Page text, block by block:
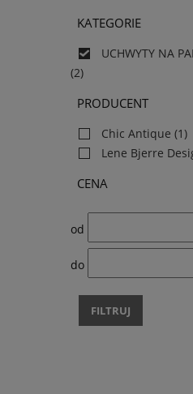
KATEGORIE
UCHWYTY NA
(2)
PRODUCENT
Chic Antique (1)
Lene Bjerre
CENA
od
do
FILTRUJ